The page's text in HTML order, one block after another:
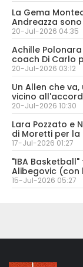
La Gema
Andreazza
20-Jul-2026 04:35
Achille
coach Di Carlo
20-Jul-2026 03:12
Un Allen che
vicino
20-Jul-2026 10:30
Lara Pozzato e
di Moretti per
17-Jul-2026 01:27
"IBA
Alibegovic (con
15-Jul-2026 05:27